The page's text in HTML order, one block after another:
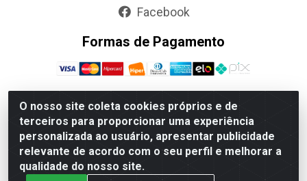
O nosso site coleta cookies próprios e de
terceiros para proporcionar uma experiência
personalizada ao usuário, apresentar publicidade
relevante de acordo com o seu perfil e melhorar a
qualidade do nosso site.
Facebook
Formas de Pagamento
Jumbo Alimentos Cascavel - Matriz - Rua Itatiba Do Sul,
161 - Santos Dumont, Cascavel-PR - CEP 85804-700-
CNPJ 85.522.043/0001-90